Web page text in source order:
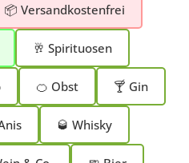
📦 Versandkostenfrei
🥂 Spirituosen
🍊 Obst 🍸 Gin
🥃 Whisky